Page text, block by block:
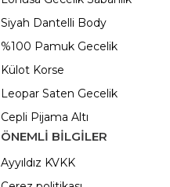
Siyah Dantelli Body
%100 Pamuk Gecelik
Külot Korse
Leopar Saten Gecelik
Cepli Pijama Altı
ÖNEMLI BILGILER
Ayyıldız KVKK